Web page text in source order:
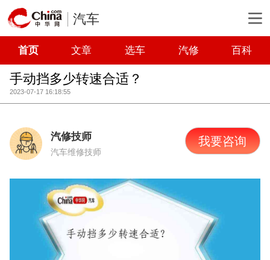
汽车
首页 文章 选车 汽修 百科
手动挡多少转速合适？
2023-07-17 16:18:55
汽修技师
汽车维修技师
我要咨询